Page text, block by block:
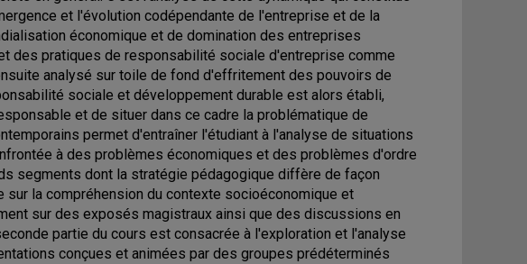
et l'évolution codépendante de l'entreprise et de la
économique et de domination des entreprises
des pratiques de responsabilité sociale d'entreprise comme
analysé sur toile de fond d'effritement des pouvoirs de
sociale et développement durable est alors établi,
et de situer dans ce cadre la problématique de
permet d'entraîner l'étudiant à l'analyse de situations
à des problèmes économiques et des problèmes d'ordre
segments dont la stratégie pédagogique diffère de façon
sur la compréhension du contexte socioéconomique et
sur des exposés magistraux ainsi que des discussions en
partie du cours est consacrée à l'exploration et l'analyse
conçues et animées par des groupes prédéterminés